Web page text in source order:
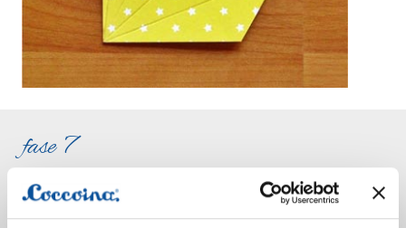
fase 7
Pieghiamo lungo le linee in questo modo: